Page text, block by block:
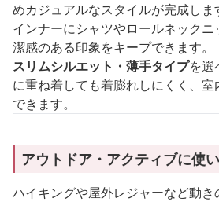
めカジュアルなスタイルが完成しま
インナーにシャツやロールネック
潔感のある印象をキープできます。
スリムシルエット・薄手タイプを選
に重ね着しても着膨れしにくく、
できます。
アウトドア・アクティブに使
ハイキングや屋外レジャーなど動